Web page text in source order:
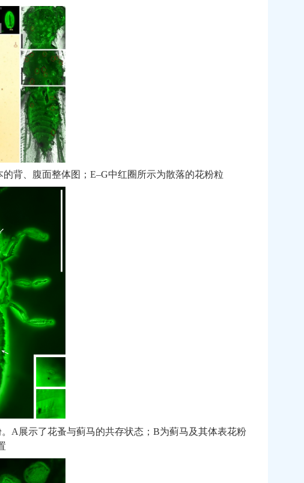
的背、腹面整体图； E‒G中红圈所示为散落的花粉粒
A 展示了花蚤与蓟马的共存状态； B为蓟马及其体表花粉